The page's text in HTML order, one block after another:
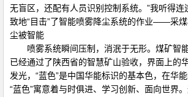
无盲区，还配有人员识别控制系统。”我听得
致地“目击”了智能喷雾降尘系统的作业——采
尘被智能
喷雾系统瞬间压制，消泯于无形。煤矿智
已经通过了陕西省的智慧矿山验收，界面上的
发光，“蓝色”是中国华能标识的基本色，在华能
“蓝色”寓意着与时俱进、学习创新、面向世界